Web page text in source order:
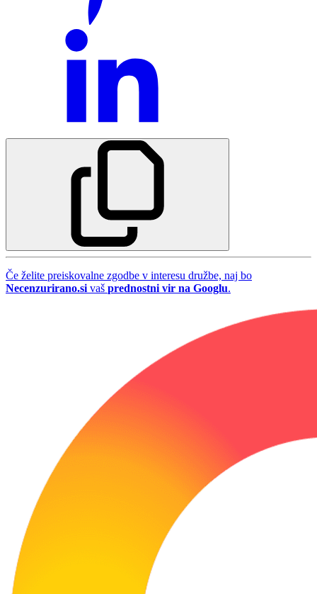
Če želite preiskovalne zgodbe v interesu družbe, naj bo
Necenzurirano.si vaš prednostni vir na Googlu.